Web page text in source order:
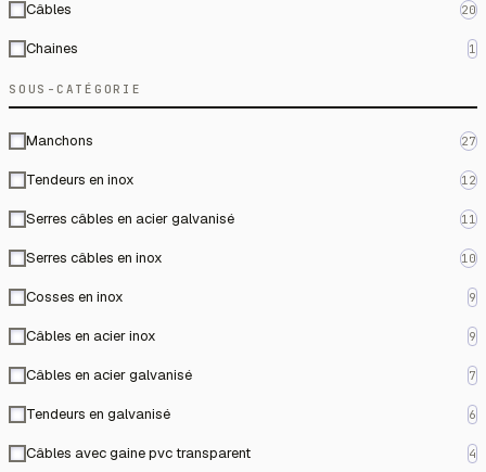
Câbles 20
Chaines 1
SOUS-CATÉGORIE
Manchons 27
Tendeurs en inox 12
Serres câbles en acier galvanisé 11
Serres câbles en inox 10
Cosses en inox 9
Câbles en acier inox 9
Câbles en acier galvanisé 7
Tendeurs en galvanisé 6
Câbles avec gaine pvc transparent 4